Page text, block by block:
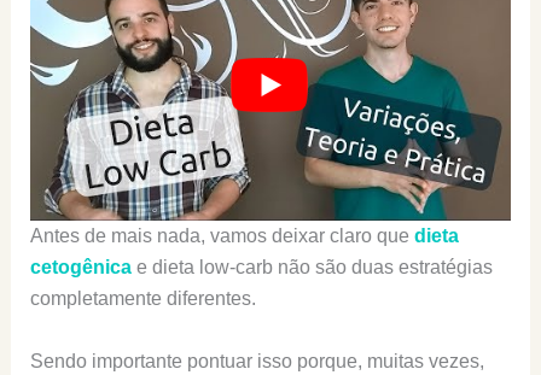
Antes de mais nada, vamos deixar claro que dieta
cetogênicae dieta low-carb não são duas estratégias
completamente diferentes.
Sendo importante pontuar isso porque, muitas vezes,